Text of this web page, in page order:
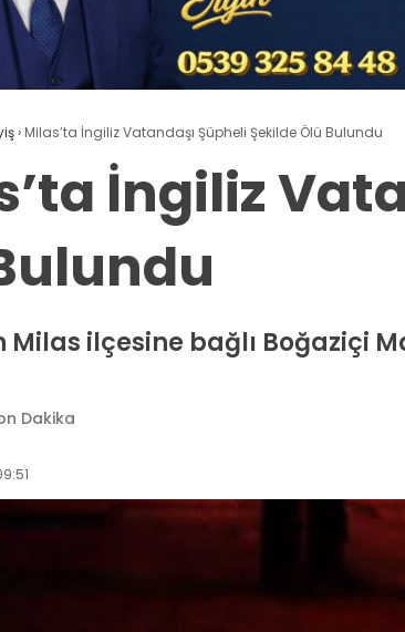
› Milas’ta İngiliz Vatandaşı Şüpheli Şekilde Ölü Bulundu
İngiliz
Milas ilçesine bağlı Boğaziçi
Dakika